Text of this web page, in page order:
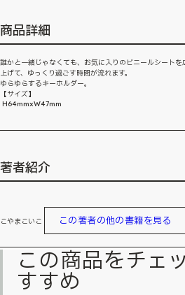
商品詳細
誰かと一緒じゃなくても、お気に入りのビニールシート
上げて、ゆっくり過ごす時間が流れます。
ゆらゆらするキーホルダー。
【サイズ】
H64mmxW47mm
著者紹介
こやまこいこ この著者の他の書籍を見る
この商品をチェ
すすめ